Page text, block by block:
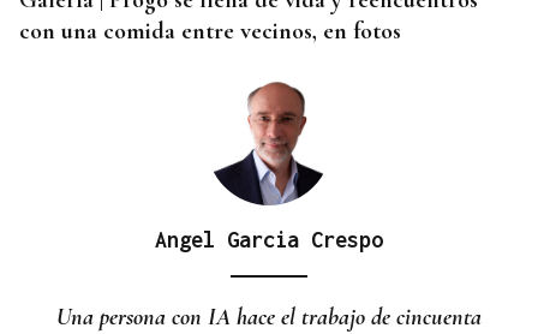
con una comida entre vecinos, en fotos
Angel Garcia Crespo
Una persona con IA hace el trabajo de cincuenta